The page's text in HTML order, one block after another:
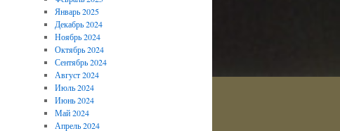
Январь 2025
Декабрь 2024
Ноябрь 2024
Октябрь 2024
Сентябрь 2024
Август 2024
Июль 2024
Июнь 2024
Май 2024
Апрель 2024